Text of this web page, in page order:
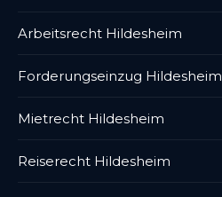
Arbeitsrecht Hildesheim
Forderungseinzug Hildesheim
Mietrecht Hildesheim
Reiserecht Hildesheim